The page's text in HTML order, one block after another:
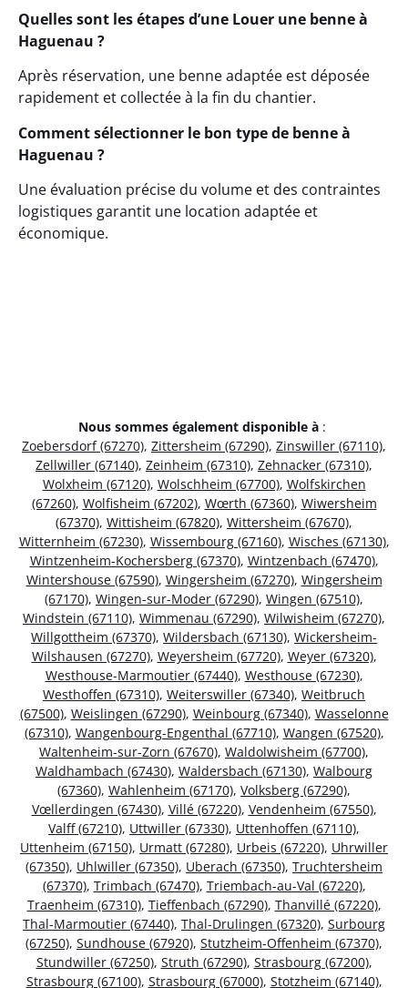
Quelles sont les étapes d’une Louer une benne à
Haguenau ?
Après réservation, une benne adaptée est déposée
rapidement et collectée à la fin du chantier.
Comment sélectionner le bon type de benne à
Haguenau ?
Une évaluation précise du volume et des contraintes
logistiques garantit une location adaptée et
économique.
Nous sommes également disponible à :
Zoebersdorf (67270), Zittersheim (67290), Zinswiller (67110),
Zellwiller (67140), Zeinheim (67310), Zehnacker (67310),
Wolxheim (67120), Wolschheim (67700), Wolfskirchen
(67260), Wolfisheim (67202), Wœrth (67360), Wiwersheim
(67370), Wittisheim (67820), Wittersheim (67670),
Witternheim (67230), Wissembourg (67160), Wisches (67130),
Wintzenheim-Kochersberg (67370), Wintzenbach (67470),
Wintershouse (67590), Wingersheim (67270), Wingersheim
(67170), Wingen-sur-Moder (67290), Wingen (67510),
Windstein (67110), Wimmenau (67290), Wilwisheim (67270),
Willgottheim (67370), Wildersbach (67130), Wickersheim-
Wilshausen (67270), Weyersheim (67720), Weyer (67320),
Westhouse-Marmoutier (67440), Westhouse (67230),
Westhoffen (67310), Weiterswiller (67340), Weitbruch
(67500), Weislingen (67290), Weinbourg (67340), Wasselonne
(67310), Wangenbourg-Engenthal (67710), Wangen (67520),
Waltenheim-sur-Zorn (67670), Waldolwisheim (67700),
Waldhambach (67430), Waldersbach (67130), Walbourg
(67360), Wahlenheim (67170), Volksberg (67290),
Vœllerdingen (67430), Villé (67220), Vendenheim (67550),
Valff (67210), Uttwiller (67330), Uttenhoffen (67110),
Uttenheim (67150), Urmatt (67280), Urbeis (67220), Uhrwiller
(67350), Uhlwiller (67350), Uberach (67350), Truchtersheim
(67370), Trimbach (67470), Triembach-au-Val (67220),
Traenheim (67310), Tieffenbach (67290), Thanvillé (67220),
Thal-Marmoutier (67440), Thal-Drulingen (67320), Surbourg
(67250), Sundhouse (67920), Stutzheim-Offenheim (67370),
Stundwiller (67250), Struth (67290), Strasbourg (67200),
Strasbourg (67100), Strasbourg (67000), Stotzheim (67140),